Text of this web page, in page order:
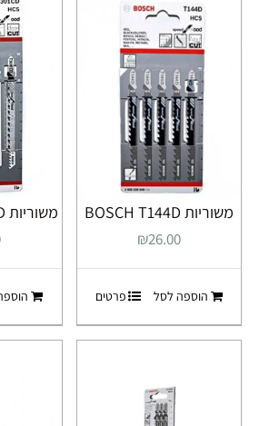
משוריות BOSCH T144D
₪26.00
הוספה לסל פרטים
משוריות BOSCH T301CD